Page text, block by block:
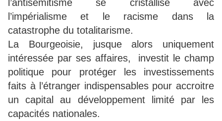
l’antisémitisme se cristallise avec
l’impérialisme et le racisme dans la
catastrophe du totalitarisme.
La Bourgeoisie, jusque alors uniquement
intéressée par ses affaires, investit le champ
politique pour protéger les investissements
faits à l’étranger indispensables pour accroitre
un capital au développement limité par les
capacités nationales.